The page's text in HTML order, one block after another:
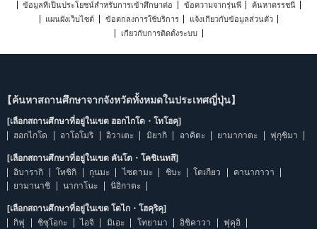
ข้อมูลที่เป็นประโยชน์สำหรับการเข้าศึกษาต่อ
ข้อความจากรุ่นพี่
ค้นหาดรรชนี
แผนผังเว็บไซต์
ข้อตกลงการใช้บริการ
แจ้งเกี่ยวกับข้อมูลส่วนตัว
เกี่ยวกับการติดตั้งระบบ
【ค้นหาสถานศึกษาจากจังหวัดทั้งหมดในประเทศญี่ปุ่น】
[เลือกสถานศึกษาที่อยู่ในเขต ฮอกไกโด・โทโฮคุ]
ฮอกไกโด
อาโอโมริ อิวาเตะ มิยากิ อาคิตะ ยามากาตะ ฟุกุชิมา
[เลือกสถานศึกษาที่อยู่ในเขต คันโต・โคชิเนทสึ]
อิบารากิ
โทชิกิ กุนมะ ไซตามะ ชิบะ โตเกียว
คานากาวา
ยามานาชิ
นากาโนะ นิอิกาตะ
[เลือกสถานศึกษาที่อยู่ในเขต โตไก・โฮคุริคุ]
กิฟุ
ชิซุโอกะ ไอจิ มิเอะ โทยามา อิชิคาวา ฟุคุอิ